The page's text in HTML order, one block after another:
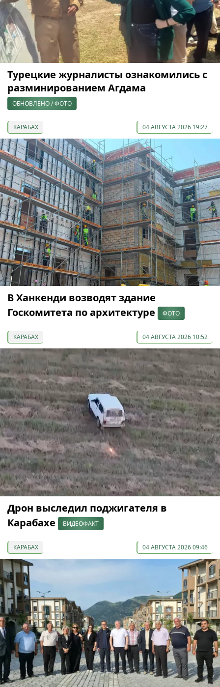
Турецкие журналисты ознакомились с
разминированием Агдама
ОБНОВЛЕНО / ФОТО
КАРАБАХ 04 АВГУСТА 2026 19:27
В Ханкенди возводят здание
Госкомитета по архитектуре
ФОТО
КАРАБАХ 04 АВГУСТА 2026 10:52
Дрон выследил поджигателя в
Карабахе
ВИДЕОФАКТ
КАРАБАХ 04 АВГУСТА 2026 09:46